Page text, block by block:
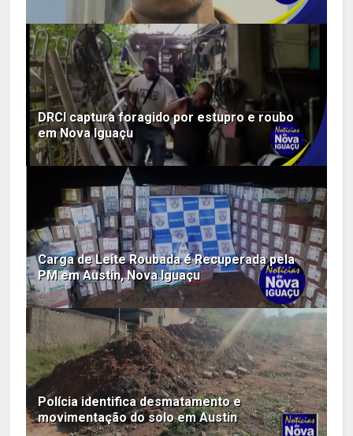
DRCI captura foragido por estupro e roubo
em Nova Iguaçu
Carga de Leite Roubada é Recuperada pela
PM em Austin, Nova Iguaçu
Polícia identifica desmatamento e
movimentação do solo em Austin